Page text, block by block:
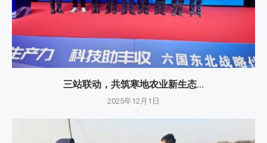
三站联动，共筑寒地农业新生态...
2025年12月1日